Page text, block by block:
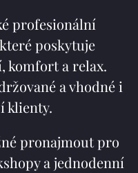
profesionální
poskytuje
komfort a relax.
a vhodné i
klienty.
pronajmout pro
a jednodenní